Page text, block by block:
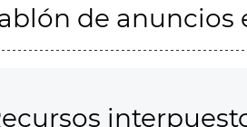
de anuncios